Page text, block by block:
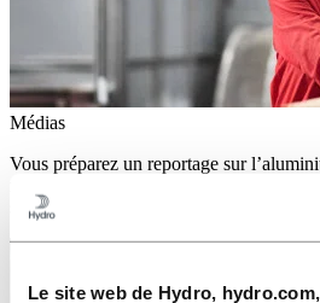
Le site web de Hydro,
Médias
Vous préparez un reportage sur
ses actualités, ses contacts médias, ainsi